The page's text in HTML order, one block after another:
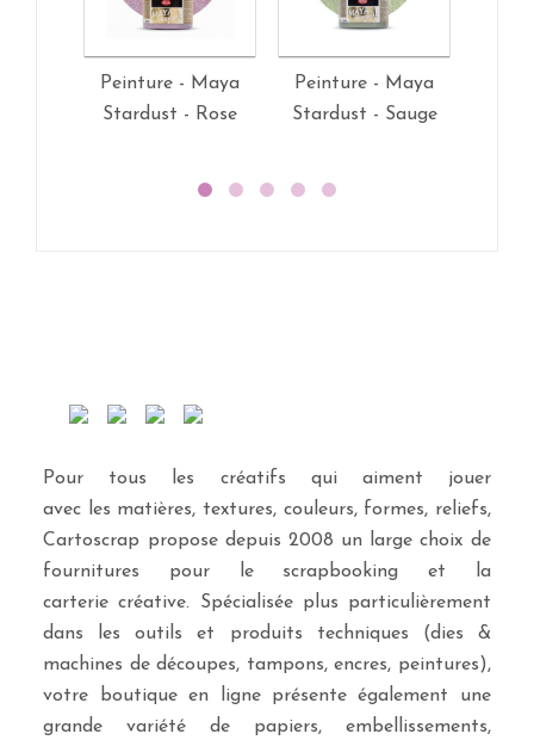
Peinture - Maya
Stardust - Rose
Peinture - Maya
Stardust - Sauge
Pour tous les créatifs qui aiment jouer
avec les matières, textures, couleurs, formes, reliefs,
Cartoscrap propose depuis 2008 un large choix de
fournitures pour le scrapbooking et la
carterie créative. Spécialisée plus particulièrement
dans les outils et produits techniques (dies &
machines de découpes, tampons, encres, peintures),
votre boutique en ligne présente également une
grande variété de papiers, embellissements,